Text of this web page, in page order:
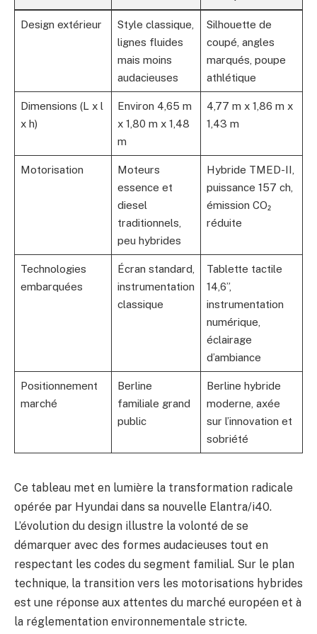
Design extérieur
Style classique,
lignes fluides
mais moins
audacieuses
Silhouette de
coupé, angles
marqués, poupe
athlétique
Dimensions (L x l
x h)
Environ 4,65 m
x 1,80 m x 1,48
m
4,77 m x 1,86 m x
1,43 m
Motorisation
Moteurs
essence et
diesel
traditionnels,
peu hybrides
Hybride TMED-II,
puissance 157 ch,
émission CO₂
réduite
Technologies
embarquées
Écran standard,
instrumentation
classique
Tablette tactile
14,6”,
instrumentation
numérique,
éclairage
d’ambiance
Positionnement
marché
Berline
familiale grand
public
Berline hybride
moderne, axée
sur l’innovation et
sobriété
Ce tableau met en lumière la transformation radicale
opérée par Hyundai dans sa nouvelle Elantra/i40.
L’évolution du design illustre la volonté de se
démarquer avec des formes audacieuses tout en
respectant les codes du segment familial. Sur le plan
technique, la transition vers les motorisations hybrides
est une réponse aux attentes du marché européen et à
la réglementation environnementale stricte.